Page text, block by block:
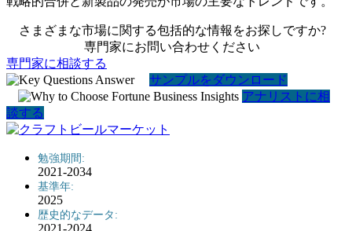
さまざまな市場に関する包括的な情報をお探しですか?
専門家にお問い合わせください
専門家に相談する
サンプルをダウンロード
アナリストに相
談する
勉強期間:
2021-2034
基準年:
2025
歴史的なデータ:
2021-2024